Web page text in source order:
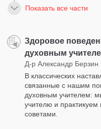
Показать все части
Здоровое
духовным
Д-р Александр Берзин
В классических
связанные с нашим
духовным учителем:
учителю и практикуем
советами.